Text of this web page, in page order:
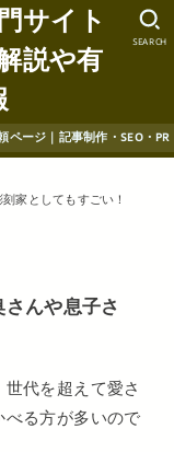
サイト
説や有
ページ｜記事制作・SEO・
SEARCH
家としてもすごい！
んや息子さ
代を超えて愛さ
べる方が多いので